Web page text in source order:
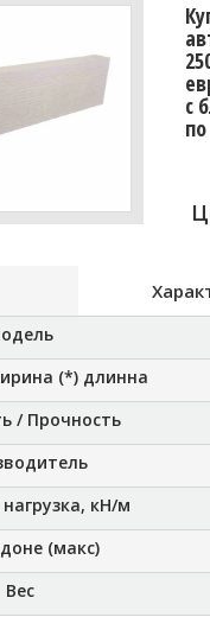
с
(*) длинна
/ Прочность
кН/м
(макс)
Вес